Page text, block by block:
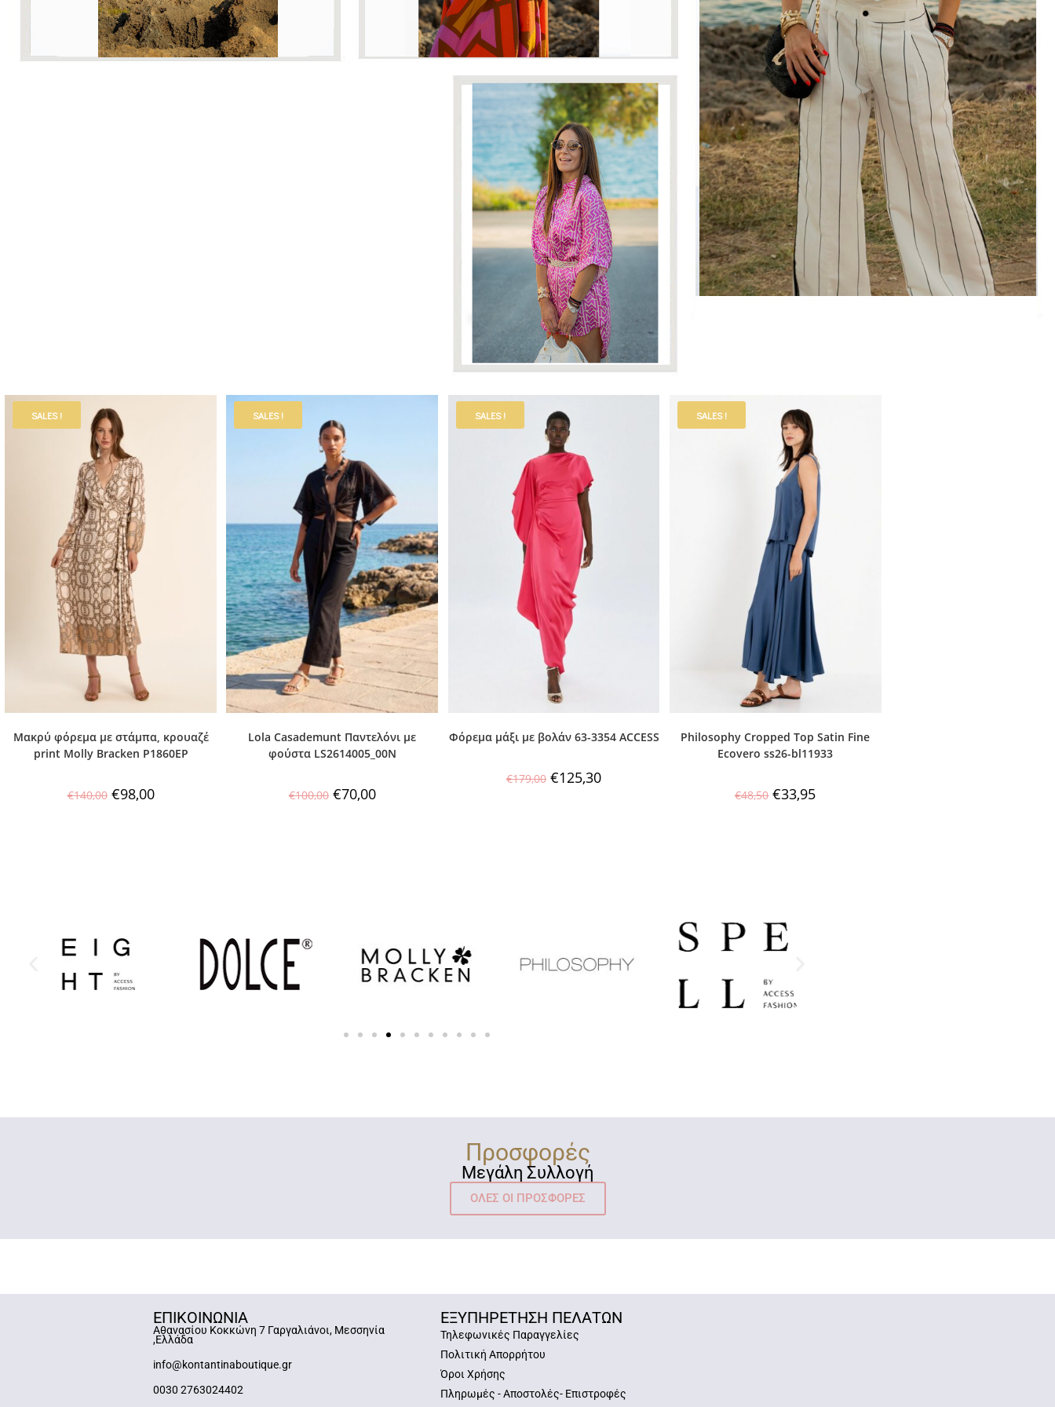
SALES !
Μακρύ φόρεμα με στάμπα, κρουαζέ
print Molly Bracken P1860EP
€140,00 €98,00
SALES !
Lola Casademunt Παντελόνι με
φούστα LS2614005_00N
€100,00 €70,00
SALES !
Φόρεμα μάξι με βολάν 63-3354 ACCESS
€179,00 €125,30
SALES !
Philosophy Cropped Top Satin Fine
Ecovero ss26-bl11933
€48,50 €33,95
Προσφορές
Μεγάλη Συλλογή
ΟΛΕΣ ΟΙ ΠΡΟΣΦΟΡΕΣ
ΕΠΙΚΟΙΝΩΝΙΑ
Αθανασίου Κοκκώνη 7 Γαργαλιάνοι, Μεσσηνία
,Ελλάδα
info@kontantinaboutique.gr
0030 2763024402
ΕΞΥΠΗΡΕΤΗΣΗ ΠΕΛΑΤΩΝ
Τηλεφωνικές Παραγγελίες
Πολιτική Απορρήτου
Όροι Χρήσης
Πληρωμές - Αποστολές- Επιστροφές